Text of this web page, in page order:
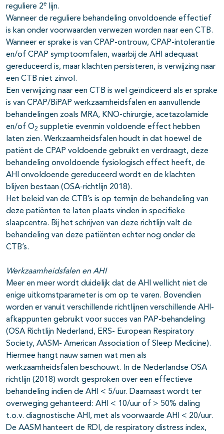
reguliere 2e
lijn.
Wanneer de reguliere behandeling onvoldoende effectief
is kan onder voorwaarden verwezen worden naar een CTB.
Wanneer er sprake is van CPAP-ontrouw, CPAP-intolerantie
en/of CPAP symptoomfalen, waarbij de AHI adequaat
gereduceerd is, maar klachten persisteren, is verwijzing naar
een CTB niet zinvol.
Een verwijzing naar een CTB is wel geïndiceerd als er sprake
is van CPAP/BiPAP werkzaamheidsfalen en aanvullende
behandelingen zoals MRA, KNO-chirurgie, acetazolamide
en/of O2 suppletie evenmin voldoende effect hebben
laten zien. Werkzaamheidsfalen houdt in dat hoewel de
patiënt de CPAP voldoende gebruikt en verdraagt, deze
behandeling onvoldoende fysiologisch effect heeft, de
AHI onvoldoende gereduceerd wordt en de klachten
blijven bestaan (OSA-richtlijn 2018).
Het beleid van de CTB’s is op termijn de behandeling van
deze patiënten te laten plaats vinden in specifieke
slaapcentra. Bij het schrijven van deze richtlijn valt de
behandeling van deze patiënten echter nog onder de
CTB’s.
Werkzaamheidsfalen en AHI
Meer en meer wordt duidelijk dat de AHI wellicht niet de
enige uitkomstparameter is om op te varen. Bovendien
worden er vanuit verschillende richtlijnen verschillende AHI-
afkappunten gebruikt voor succes van PAP-behandeling
(OSA Richtlijn Nederland, ERS- European Respiratory
Society, AASM- American Association of Sleep Medicine).
Hiermee hangt nauw samen wat men als
werkzaamheidsfalen beschouwt. In de Nederlandse OSA
richtlijn (2018) wordt gesproken over een effectieve
behandeling indien de AHI < 5/uur. Daarnaast wordt ter
overweging gehanteerd: AHI < 10/uur of > 50% daling
t.o.v. diagnostische AHI, met als voorwaarde AHI < 20/uur.
De AASM hanteert de RDI, de respiratory distress index,